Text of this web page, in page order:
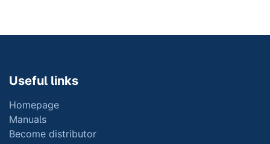
Useful links
Homepage
Manuals
Become distributor